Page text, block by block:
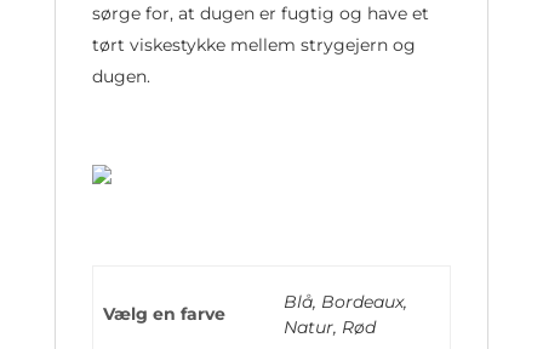
sørge for, at dugen er fugtig og have et
tørt viskestykke mellem strygejern og
dugen.
Vælg en farve
Blå, Bordeaux,
Natur, Rød